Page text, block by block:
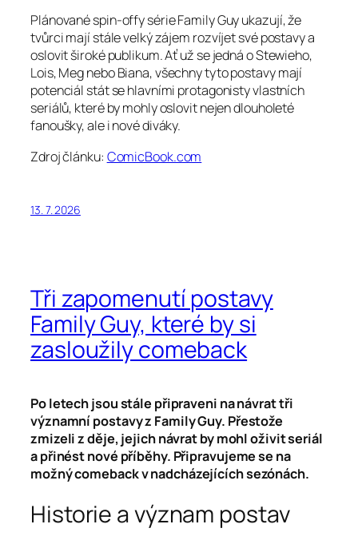
Plánované spin-offy série Family Guy ukazují, že
tvůrci mají stále velký zájem rozvíjet své postavy a
oslovit široké publikum. Ať už se jedná o Stewieho,
Lois, Meg nebo Biana, všechny tyto postavy mají
potenciál stát se hlavními protagonisty vlastních
seriálů, které by mohly oslovit nejen dlouholeté
fanoušky, ale i nové diváky.
Zdroj článku: ComicBook.com
13. 7. 2026
Tři zapomenutí postavy
Family Guy, které by si
zasloužily comeback
Po letech jsou stále připraveni na návrat tři
významní postavy z Family Guy. Přestože
zmizeli z děje, jejich návrat by mohl oživit seriál
a přinést nové příběhy. Připravujeme se na
možný comeback v nadcházejících sezónách.
Historie a význam postav